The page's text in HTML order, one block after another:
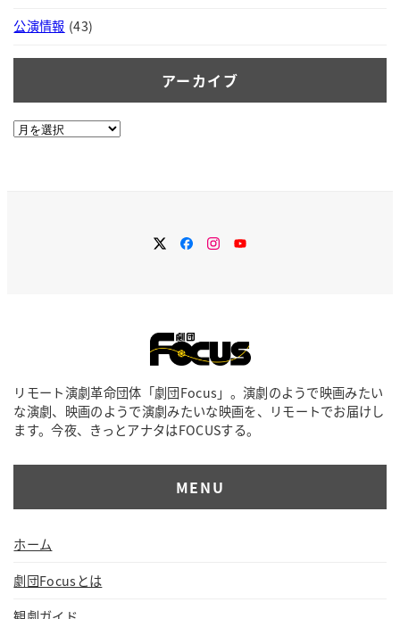
公演情報 (43)
アーカイブ
ア
Twitter
FacebookInstagram
YouTube
リモート演劇革命団体「劇団Focus」。演劇のようで映画みたい
な演劇、映画のようで演劇みたいな映画を、リモートでお届けし
ます。今夜、きっとアナタはFOCUSする。
MENU
ホーム
劇団Focusとは